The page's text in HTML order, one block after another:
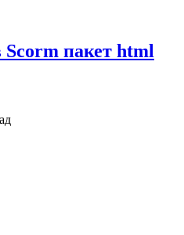
Scorm пакет html